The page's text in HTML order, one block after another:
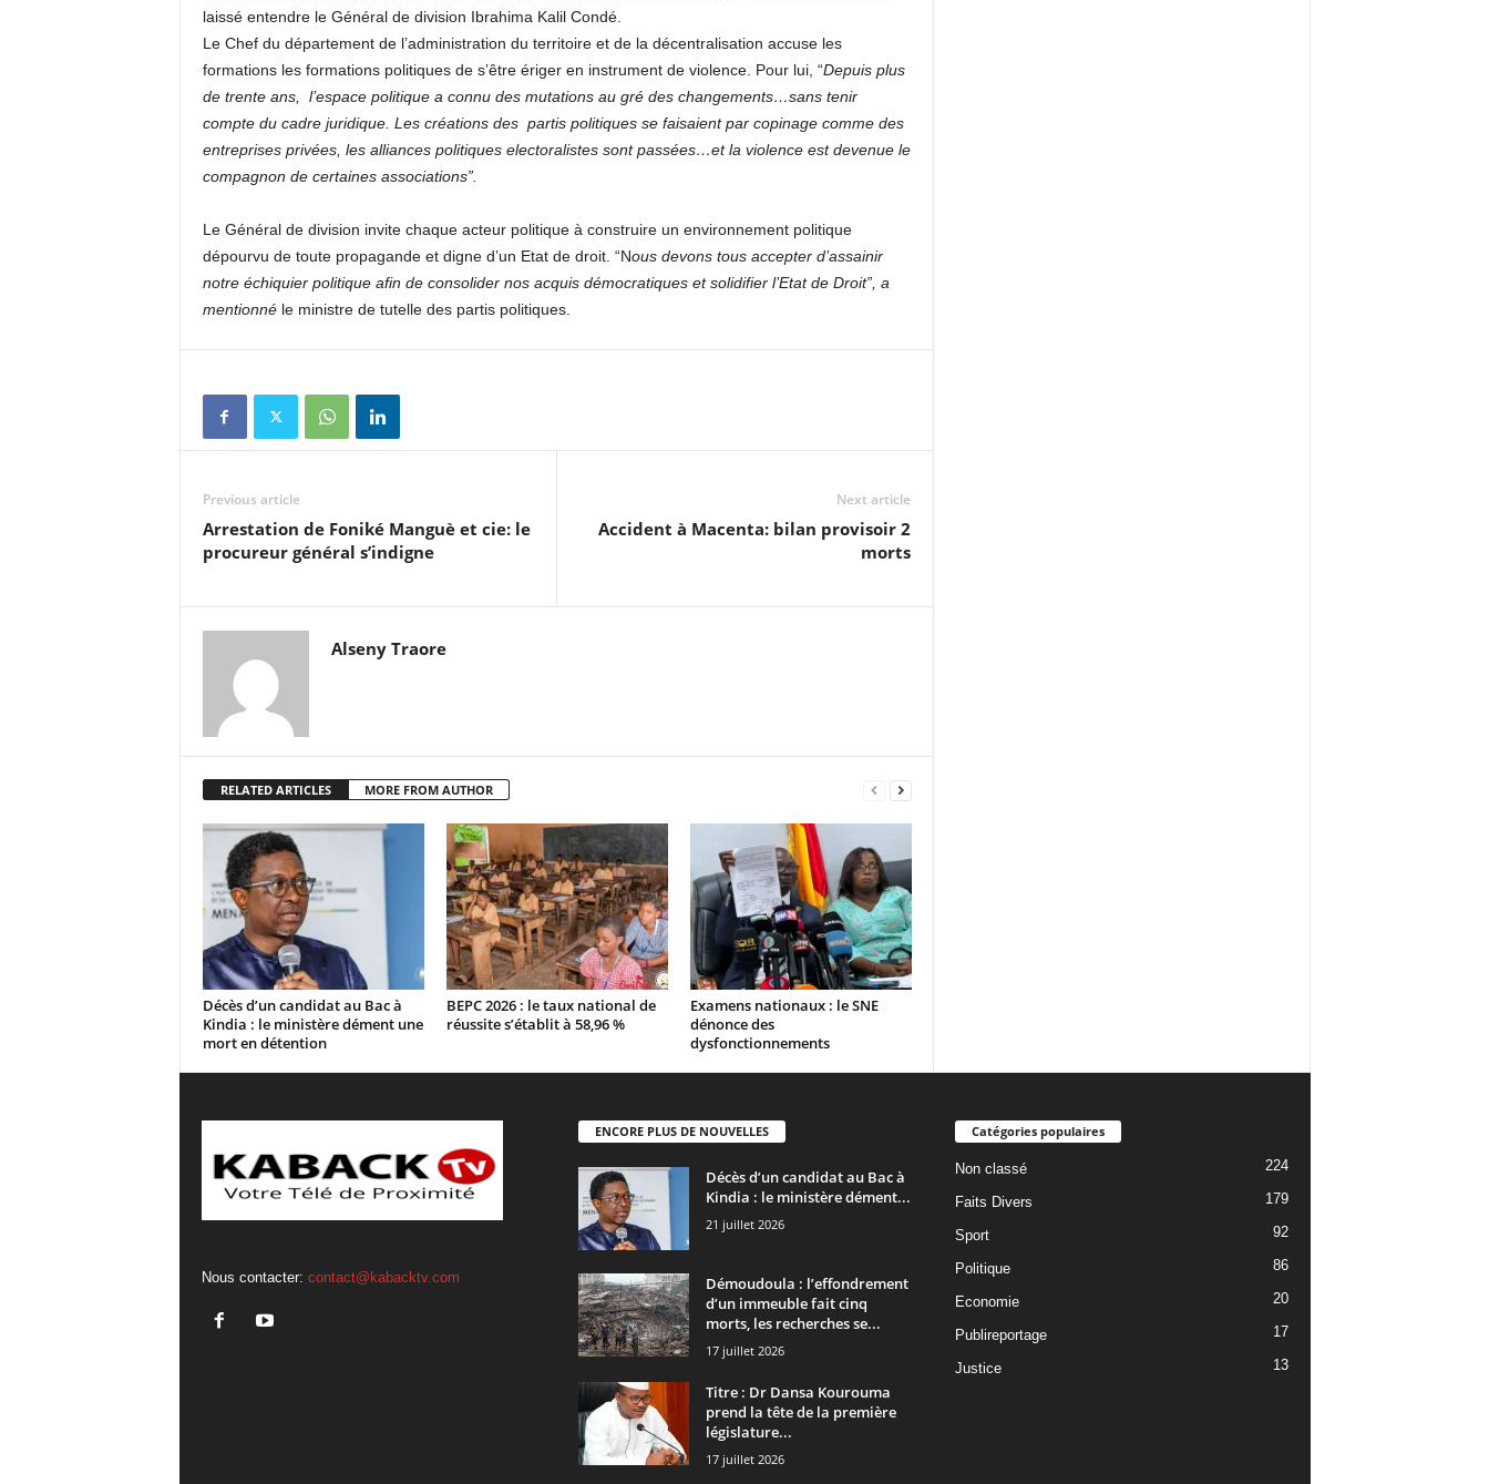
t
v
g
u
laissé entendre le Général de division Ibrahima Kalil Condé.
Le Chef du département de l’administration du territoire et de la décentralisation accuse les
formations les formations politiques de s’être ériger en instrument de violence. Pour lui, “Depuis plus
de trente ans, l’espace politique a connu des mutations au gré des changements…sans tenir
compte du cadre juridique. Les créations des partis politiques se faisaient par copinage comme des
entreprises privées, les alliances politiques electoralistes sont passées…et la violence est devenue le
compagnon de certaines associations”.
Le Général de division invite chaque acteur politique à construire un environnement politique
dépourvu de toute propagande et digne d’un Etat de droit. “Nous devons tous accepter d’assainir
notre échiquier politique afin de consolider nos acquis démocratiques et solidifier l’Etat de Droit”, a
mentionné le ministre de tutelle des partis politiques.
Previous article
Arrestation de Foniké Manguè et cie: le
procureur général s’indigne
Next article
Accident à Macenta: bilan provisoir 2
morts
Alseny Traore
RELATED ARTICLES MORE FROM AUTHOR
Décès d’un candidat au Bac à
Kindia : le ministère dément une
mort en détention
BEPC 2026 : le taux national de
réussite s’établit à 58,96 %
Examens nationaux : le SNE
dénonce des
dysfonctionnements
Nous contacter: contact@kabacktv.com
ENCORE PLUS DE NOUVELLES
Décès d’un candidat au Bac à
Kindia : le ministère dément...
21 juillet 2026
Démoudoula : l’effondrement
d’un immeuble fait cinq
morts, les recherches se...
17 juillet 2026
Titre : Dr Dansa Kourouma
prend la tête de la première
législature...
17 juillet 2026
Catégories populaires
Non classé 224
Faits Divers 179
Sport 92
Politique 86
Economie 20
Publireportage 17
Justice 13